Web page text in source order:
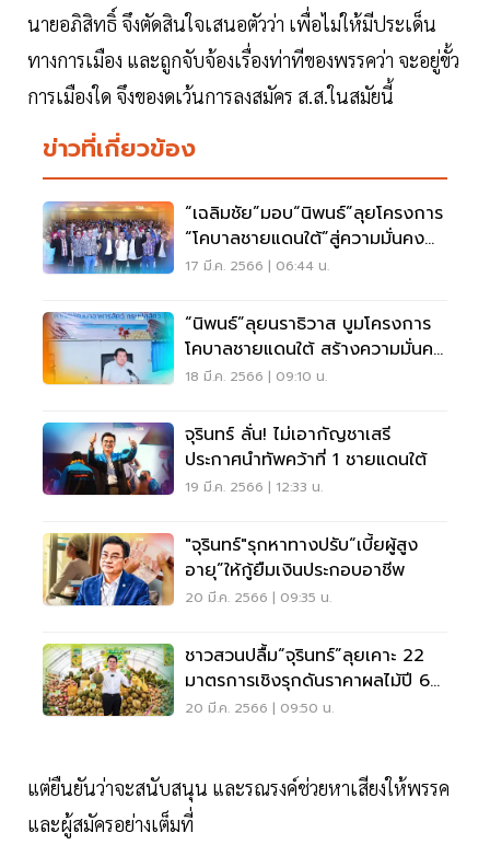
นายอภิสิทธิ์ จึงตัดสินใจเสนอตัวว่า เพื่อไม่ให้มีประเด็น
ทางการเมือง และถูกจับจ้องเรื่องท่าทีของพรรคว่า จะอยู่ขั้ว
การเมืองใด จึงของดเว้นการลงสมัคร ส.ส.ในสมัยนี้
ข่าวที่เกี่ยวข้อง
“เฉลิมชัย”มอบ“นิพนธ์”ลุยโครงการ
“โคบาลชายแดนใต้”สู่ความมั่นคง
ด้านอาหาร
17 มี.ค. 2566 | 06:44 น.
“นิพนธ์”ลุยนราธิวาส บูมโครงการ
โคบาลชายแดนใต้ สร้างความมั่นคง
ด้านอาหาร
18 มี.ค. 2566 | 09:10 น.
จุรินทร์ ลั่น! ไม่เอากัญชาเสรี
ประกาศนำทัพคว้าที่ 1 ชายแดนใต้
19 มี.ค. 2566 | 12:33 น.
"จุรินทร์"รุกหาทางปรับ“เบี้ยผู้สูง
อายุ”ให้กู้ยืมเงินประกอบอาชีพ
20 มี.ค. 2566 | 09:35 น.
ชาวสวนปลื้ม“จุรินทร์”ลุยเคาะ 22
มาตรการเชิงรุกดันราคาผลไม้ปี 66
พุ่งต่อ
20 มี.ค. 2566 | 09:50 น.
แต่ยืนยันว่าจะสนับสนุน และรณรงค์ช่วยหาเสียงให้พรรค
และผู้สมัครอย่างเต็มที่